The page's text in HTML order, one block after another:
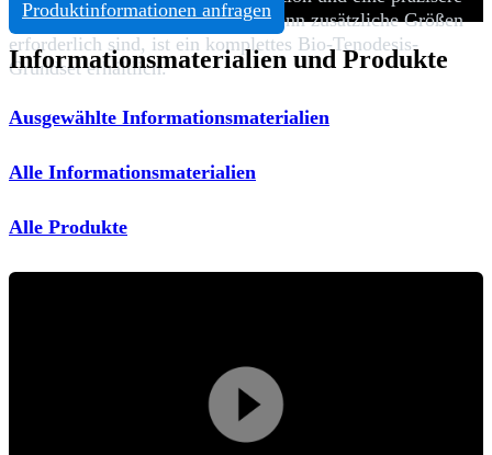
Transplantatspannung erreicht. Wenn zusätzliche Größen
erforderlich sind, ist ein komplettes Bio-Tenodesis-
Grundset erhältlich.
Produktinformationen anfragen
Informationsmaterialien und Produkte
Ausgewählte Informationsmaterialien
Alle Informationsmaterialien
Alle Produkte